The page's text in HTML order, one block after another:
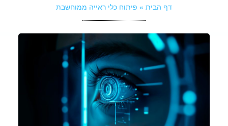
דף הבית » פיתוח כלי ראייה ממוחשבת